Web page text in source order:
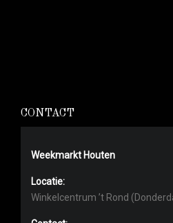
CONTACT
Weekmarkt Houten
Locatie:
Winkelcentrum ’t Rond